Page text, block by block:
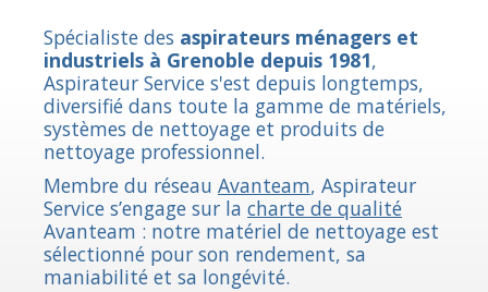
Spécialiste des aspirateurs ménagers et
industriels à Grenoble depuis 1981,
Aspirateur Service s'est depuis longtemps,
diversifié dans toute la gamme de matériels,
systèmes de nettoyage et produits de
nettoyage professionnel.
Membre du réseau Avanteam, Aspirateur
Service s’engage sur la charte de qualité
Avanteam : notre matériel de nettoyage est
sélectionné pour son rendement, sa
maniabilité et sa longévité.